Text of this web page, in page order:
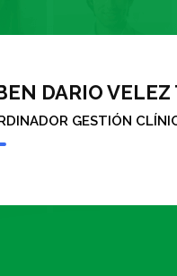
ESPERANZA
CLÍNICA